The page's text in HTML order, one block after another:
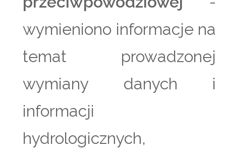
wymieniono informacje na
temat prowadzonej
wymiany danych i
informacji
hydrologicznych,